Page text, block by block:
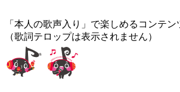
「本人の歌声入り」で楽しめるコンテン
（歌詞テロップは表示されません）